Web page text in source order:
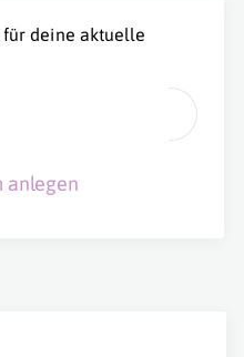
für deine aktuelle
anlegen